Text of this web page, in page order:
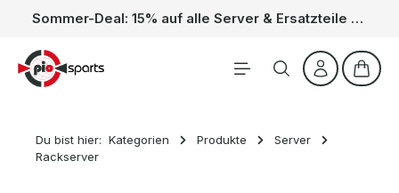
Zum Hauptinhalt springen Sommer-Deal: 15% auf alle Server & Ersatzteile – Kein Code nötig, der Rabatt wird automatisch im Warenkorb abgezogen. Gültig vom 01.06. bis 31.08.
Du bist hier: Kategorien Produkte
Server
Rackserver